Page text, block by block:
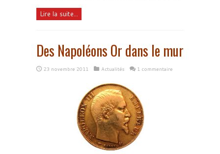
Lire la suite...
Des Napoléons Or dans le mur
23 novembre 2011 Actualités 1 commentaire